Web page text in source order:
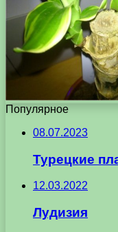
Популярное
08.07.2023
Турецкие
12.03.2022
Лудизия